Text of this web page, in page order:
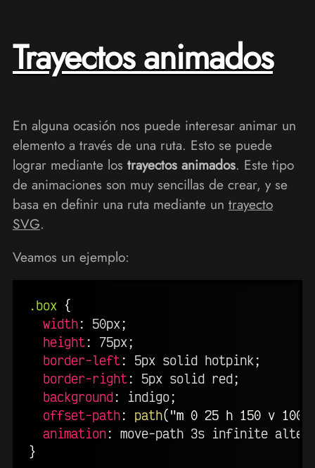
Trayectos animados
En alguna ocasión nos puede interesar animar un
elemento a través de una ruta. Esto se puede
lograr mediante los trayectos animados. Este tipo
de animaciones son muy sencillas de crear, y se
basa en definir una ruta mediante un trayecto
SVG.
Veamos un ejemplo:
.box {
width: 50px;
height: 75px;
border-left: 5px solid hotpink ;
border-right: 5px solid red;
background: indigo;
offset-path: path("m 0 25 h 150 v 100
animation: move-path 3s infinite
}